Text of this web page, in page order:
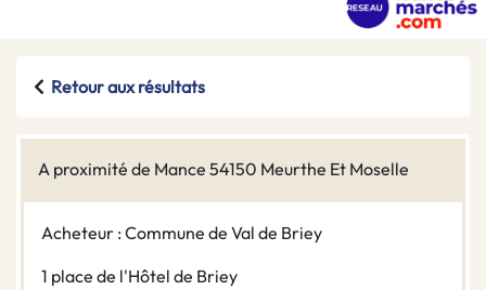
Retour aux résultats
A proximité de Mance 54150 Meurthe Et Moselle
Acheteur : Commune de Val de Briey
1 place de l'Hôtel de Briey